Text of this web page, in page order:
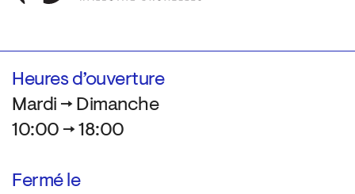
Heures d’ouverture
Mardi → Dimanche
10:00 → 18:00
Fermé le